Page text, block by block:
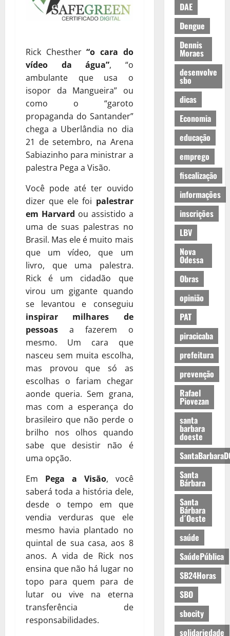
Rick Chesther“o cara do
vídeo da água”, “o
ambulante que usa o
isopor da Mangueira” ou
como o “garoto
propaganda do Santander”
chega a Uberlândia no dia
21 de setembro, na Arena
Sabiazinho para ministrar a
palestra Pega a Visão.
Você pode até ter ouvido
dizer que ele foi palestrar
em Harvard ou assistido a
uma de suas palestras no
Brasil. Mas ele é muito mais
que um vídeo, que um
livro, que uma palestra.
Rick é um cidadão que
virou um gigante quando
se levantou e conseguiu
inspirar milhares de
pessoas a fazerem o
mesmo. Um cara que
nasceu sem muita escolha,
mas provou que só as
escolhas o fariam chegar
aonde queria. Sem grana,
mas com a esperança do
brasileiro que não perde o
brilho nos olhos quando
sabe que desistir não é
uma opção.
Em Pega a Visão, você
saberá toda a história dele,
desde o tempo em que
vendia verduras que ele
mesmo havia plantado no
quintal de sua casa, aos 8
anos. A vida de Rick nos
ensina que não há lugar no
topo para quem para de
lutar ou vive na eterna
transferência de
responsabilidades.
DAE
Dengue
Dennis
Moraes
desenvolve
sbo
dicas
Economia
educação
emprego
fiscalização
informações
inscrições
LBV
Nova
Odessa
Obras
opinião
PAT
piracicaba
prefeitura
prevenção
Rafael
Piovezan
santa
barbara
doeste
Santa
Bárbara
Santa
Bárbara
d´Oeste
saúde
SaúdePública
SB24Horas
SBO
sbocity
solidariedade